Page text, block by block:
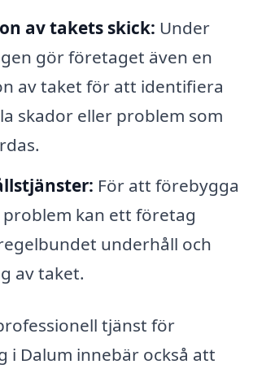
av takets skick: Under
gör företaget även en
av taket för att identifiera
skador eller problem som
För att förebygga
kan ett företag
underhåll och
av taket.
tjänst för
i Dalum innebär också att